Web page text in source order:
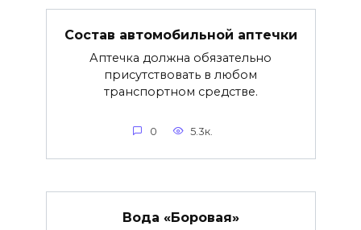
Состав автомобильной аптечки
Аптечка должна обязательно
присутствовать в любом
транспортном средстве.
0 5.3к.
Вода «Боровая»